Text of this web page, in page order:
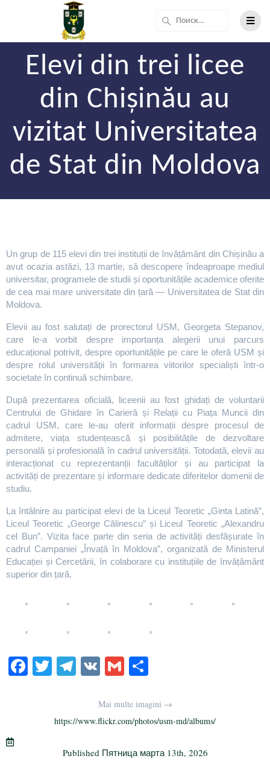
Elevi din trei licee
din Chișinău au
vizitat Universitatea
de Stat din Moldova
Un grup de 115 elevi din trei instituții de învățământ din Chișinău a
avut ocazia astăzi, 13 martie, să descopere îndeaproape mediul
universitar, programele de studii și oportunitățile academice oferite
de cea mai mare universitate din țară — Universitatea de Stat din
Moldova.
Elevii au fost salutați de prorectorul USM, Georgeta Stepanov,
care le-a vorbit despre importanța alegerii unui parcurs
educațional potrivit, despre oportunitățile pe care le oferă USM și
despre rolul universității în formarea viitorilor specialiști într-o
societate în continuă schimbare.
După prezentarea oficială, liceenii au fost ghidați de voluntarii
Centrului de Ghidare în Carieră și Relații cu Piața Muncii din
cadrul USM, care le-au oferit informații despre procesul de
admitere, viața studențească și posibilitățile de dezvoltare
personală și profesională în cadrul universității. Totodată, elevii au
interacționat cu reprezentanții facultăților și au participat la
activități de prezentare și informare dedicate diferitelor domenii de
studiu.
La întâlnire au participat elevi de la Liceul Teoretic „Ginta Latină”,
Liceul Teoretic „George Călinescu” și Liceul Teoretic „Alexandru
cel Bun”. Vizita face parte din seria de activități desfășurate în
cadrul Campaniei „Învață în Moldova”, organizată de Ministerul
Educației și Cercetării, în colaborare cu instituțiile de învățământ
superior din țară.
Fa T
r
Te
a
m
V G
ailр
а
и
Mai multe imagini →
https://www.flickr.com/photos/usm-md/albums/
Published Пятница марта 13th, 2026